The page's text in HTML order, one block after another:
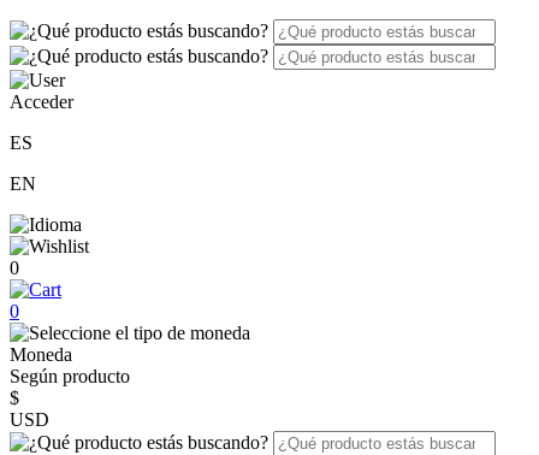
Acceder
ES
EN
0
0
Moneda
Según producto
$
USD